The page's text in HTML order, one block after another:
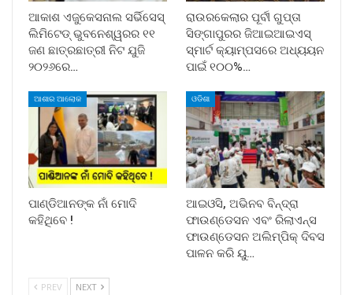
ଆକାଶ ଏଜୁକେସନାଲ ସର୍ଭିସେସ୍
ଲିମିଟେଡ୍ ଭୁବନେଶ୍ୱରର ୧୧
ଜଣ ଛାତ୍ରଛାତ୍ରୀ ନିଟ ଯୁଜି
୨୦୨୬ରେ…
ରାଉରକେଲାର ପୂର୍ବୀ ଗୁପ୍ତା
ସିଙ୍ଗାପୁରର ଜିଆଇଆଇଏସ୍
ସ୍ମାର୍ଟ କ୍ୟାମ୍ପସରେ ଅଧ୍ୟୟନ
ପାଇଁ ୧୦୦%…
ଆଶାର ଆଲୋକ
ପାଣ୍ଡିଆନଙ୍କ ନାଁ ମୋଦି
କହିଥିବେ !
ଓଡିଶା
ଆଇଓସି, ଅଭିନବ ବିନ୍ଦ୍ରା
ଫାଉଣ୍ଡେସନ ଏବଂ ରିଲାଏନ୍ସ
ଫାଉଣ୍ଡେସନ ଅଲିମ୍ପିକ୍ ଦିବସ
ପାଳନ କରି ୟୁ…
PREV NEXT